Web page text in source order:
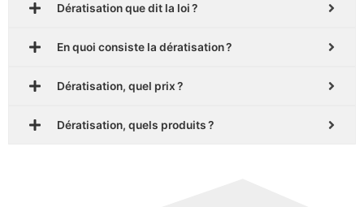
Dératisation que dit la loi ?
En quoi consiste la dératisation ?
Dératisation, quel prix ?
Dératisation, quels produits ?